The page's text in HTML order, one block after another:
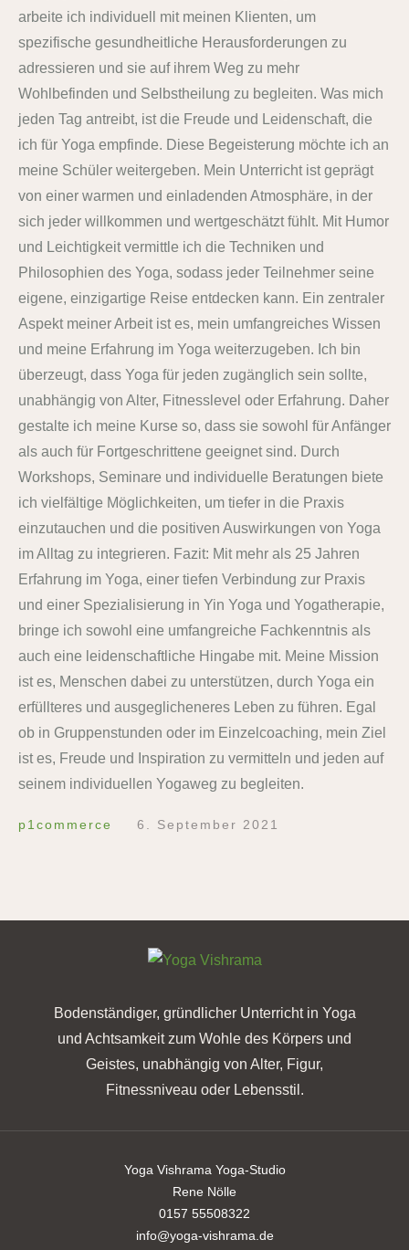
arbeite ich individuell mit meinen Klienten, um
spezifische gesundheitliche Herausforderungen zu
adressieren und sie auf ihrem Weg zu mehr
Wohlbefinden und Selbstheilung zu begleiten. Was mich
jeden Tag antreibt, ist die Freude und Leidenschaft, die
ich für Yoga empfinde. Diese Begeisterung möchte ich an
meine Schüler weitergeben. Mein Unterricht ist geprägt
von einer warmen und einladenden Atmosphäre, in der
sich jeder willkommen und wertgeschätzt fühlt. Mit Humor
und Leichtigkeit vermittle ich die Techniken und
Philosophien des Yoga, sodass jeder Teilnehmer seine
eigene, einzigartige Reise entdecken kann. Ein zentraler
Aspekt meiner Arbeit ist es, mein umfangreiches Wissen
und meine Erfahrung im Yoga weiterzugeben. Ich bin
überzeugt, dass Yoga für jeden zugänglich sein sollte,
unabhängig von Alter, Fitnesslevel oder Erfahrung. Daher
gestalte ich meine Kurse so, dass sie sowohl für Anfänger
als auch für Fortgeschrittene geeignet sind. Durch
Workshops, Seminare und individuelle Beratungen biete
ich vielfältige Möglichkeiten, um tiefer in die Praxis
einzutauchen und die positiven Auswirkungen von Yoga
im Alltag zu integrieren. Fazit: Mit mehr als 25 Jahren
Erfahrung im Yoga, einer tiefen Verbindung zur Praxis
und einer Spezialisierung in Yin Yoga und Yogatherapie,
bringe ich sowohl eine umfangreiche Fachkenntnis als
auch eine leidenschaftliche Hingabe mit. Meine Mission
ist es, Menschen dabei zu unterstützen, durch Yoga ein
erfüllteres und ausgeglicheneres Leben zu führen. Egal
ob in Gruppenstunden oder im Einzelcoaching, mein Ziel
ist es, Freude und Inspiration zu vermitteln und jeden auf
seinem individuellen Yogaweg zu begleiten.
p1commerce 6. September 2021
Bodenständiger, gründlicher Unterricht in Yoga
und Achtsamkeit zum Wohle des Körpers und
Geistes, unabhängig von Alter, Figur,
Fitnessniveau oder Lebensstil.
Yoga Vishrama Yoga-Studio
Rene Nölle
0157 55508322
info@yoga-vishrama.de